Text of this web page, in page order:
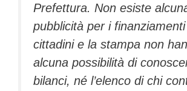
Prefettura. Non esiste
pubblicità per i
cittadini e la stampa non
alcuna possibilità di
bilanci, né l’elenco di chi